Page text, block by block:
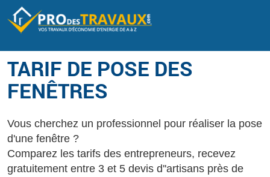
TARIF DE POSE DES
FENÊTRES
Vous cherchez un professionnel pour réaliser la pose
d'une fenêtre ?
Comparez les tarifs des entrepreneurs, recevez
gratuitement entre 3 et 5 devis d''artisans près de